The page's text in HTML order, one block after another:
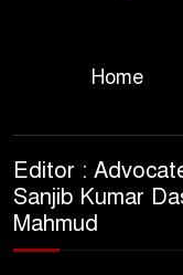
Home
Editor :
Sanjib Kumar
Mahmud